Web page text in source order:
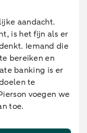
aandacht.
is het fijn als er
Iemand die
bereiken en
banking is er
te
voegen we
toe.